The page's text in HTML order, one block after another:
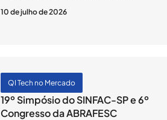
10 de julho de 2026
QI Tech no Mercado
19º Simpósio do SINFAC-SP e 6º
Congresso da ABRAFESC